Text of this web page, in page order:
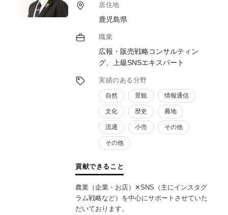
目先の課題解決だけではなく、将来の目標に
向けた支援ロードマップを事業者と共有して
伴走支援します。
（４）他の支援機関、専門家との連携による
チーム支援
居住地
鹿児島県
職業
広報・販売戦略コンサルティン
グ、上級SNSエキスパート
実績のある分野
自然 景観 情報通信
文化 歴史 農地
流通 小売 その他
その他
貢献できること
農業（企業・お店）✕SNS（主にインスタグ
ラム戦略など）を中心にサポートさせていた
だいております。